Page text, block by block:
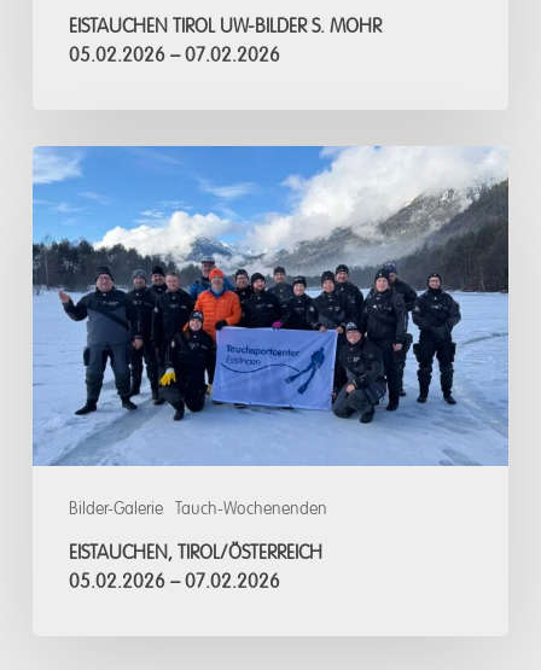
EISTAUCHEN TIROL UW-BILDER S. MOHR
05.02.2026 – 07.02.2026
Bilder-Galerie Tauch-Wochenenden
Eistauchen,
Tirol/
Österreich
05.02.2026
07.02.2026
EISTAUCHEN, TIROL/ÖSTERREICH
05.02.2026 – 07.02.2026